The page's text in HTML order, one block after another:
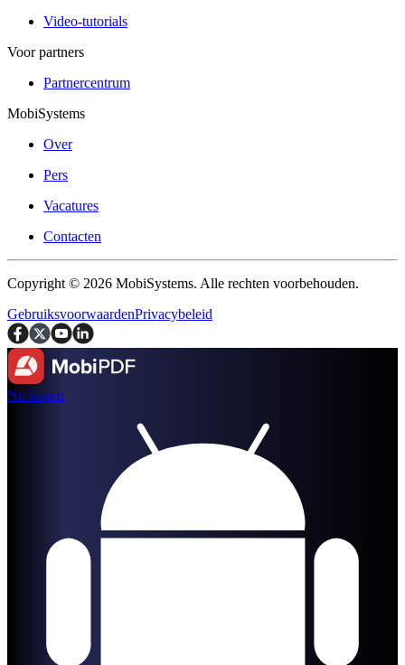
Video-tutorials
Voor partners
Partnercentrum
MobiSystems
Over
Pers
Vacatures
Contacten
Copyright © 2026 MobiSystems. Alle rechten voorbehouden.
GebruiksvoorwaardenPrivacybeleid
Nu kopen